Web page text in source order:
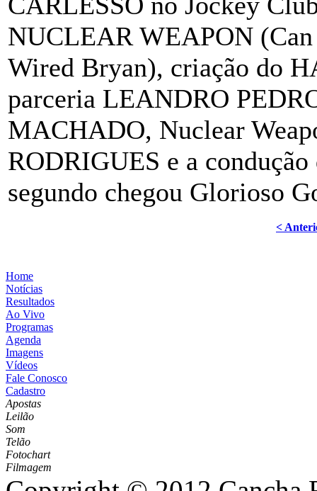
NUCLEAR WEAPON
Wired Bryan), criação do
parceria LEANDRO
MACHADO, Nuclear
RODRIGUES e a
segundo chegou Glorioso
<
Home
Notícias
Resultados
Ao Vivo
Programas
Agenda
Imagens
Vídeos
Fale Conosco
Cadastro
Apostas
Leilão
Som
Telão
Fotochart
Filmagem